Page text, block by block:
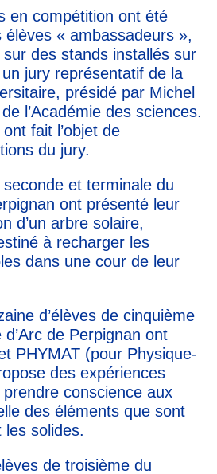
compétition ont été
« ambassadeurs »,
des stands installés sur
jury représentatif de la
présidé par Michel
l’Académie des sciences.
fait l’objet de
du jury.
et terminale du
ont présenté leur
d’un arbre solaire,
à recharger les
dans une cour de leur
d’élèves de cinquième
de Perpignan ont
PHYMAT (pour Physique-
des expériences
conscience aux
des éléments que sont
les solides.
de troisième du